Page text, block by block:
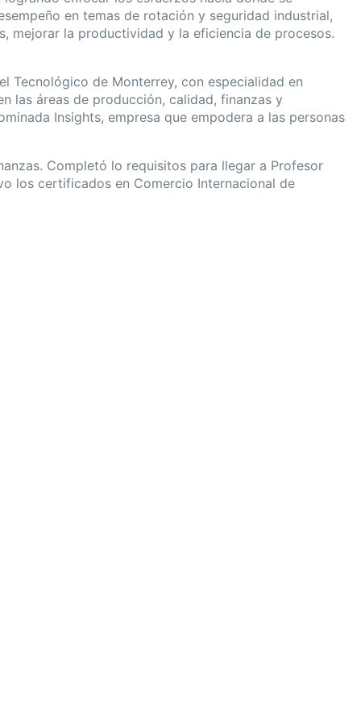
en temas de rotación y seguridad industrial,
mejorar la productividad y la eficiencia de procesos.
Tecnológico de Monterrey, con especialidad en
las áreas de producción, calidad, finanzas y
Insights, empresa que empodera a las personas
Completó lo requisitos para llegar a Profesor
los certificados en Comercio Internacional de